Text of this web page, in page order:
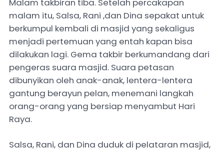
Malam takbiran tiba. Setelah percakapan
malam itu, Salsa, Rani ,dan Dina sepakat untuk
berkumpul kembali di masjid yang sekaligus
menjadi pertemuan yang entah kapan bisa
dilakukan lagi. Gema takbir berkumandang dari
pengeras suara masjid. Suara petasan
dibunyikan oleh anak-anak, lentera-lentera
gantung berayun pelan, menemani langkah
orang-orang yang bersiap menyambut Hari
Raya.
Salsa, Rani, dan Dina duduk di pelataran masjid,